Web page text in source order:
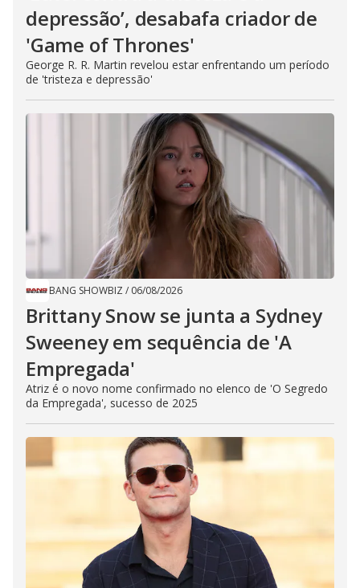
depressão’, desabafa criador de
'Game of Thrones'
George R. R. Martin revelou estar enfrentando um período
de 'tristeza e depressão'
BANG SHOWBIZ / 06/08/2026
Brittany Snow se junta a Sydney
Sweeney em sequência de ​'A
Empregada​'
Atriz é o novo nome confirmado no elenco de 'O Segredo
da Empregada', sucesso de 2025